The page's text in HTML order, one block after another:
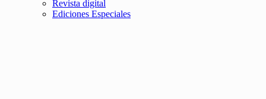
Revista digital
Ediciones Especiales